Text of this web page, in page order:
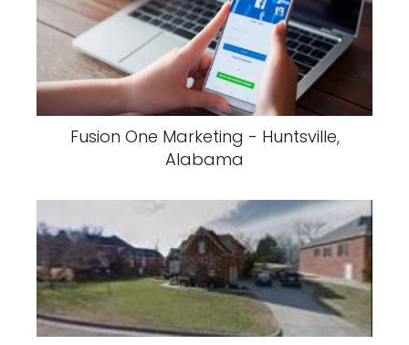
Fusion One Marketing - Huntsville,
Alabama